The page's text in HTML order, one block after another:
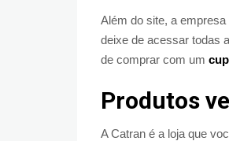
Além do site, a
deixe de acessar todas
de comprar com um
Produtos
A Catran é a loja que